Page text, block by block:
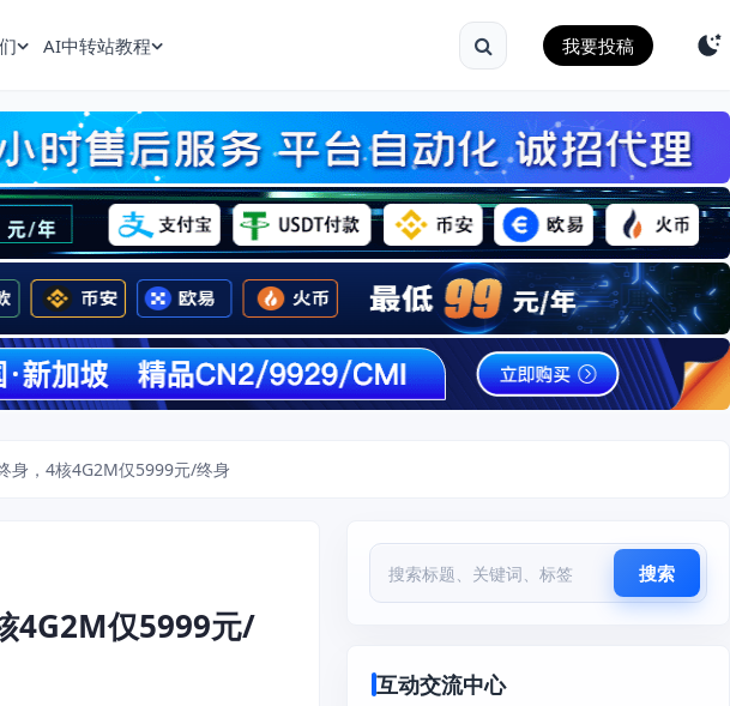
AI中转站教程 我要投稿
身，4核4G2M仅5999元/终身
4G2M仅5999元/
搜索
互动交流中心